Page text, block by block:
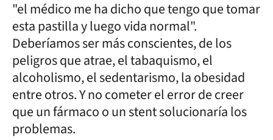
"el médico me ha dicho que tengo que tomar
esta pastilla y luego vida normal".
Deberíamos ser más conscientes, de los
peligros que atrae, el tabaquismo, el
alcoholismo, el sedentarismo, la obesidad
entre otros. Y no cometer el error de creer
que un fármaco o un stent solucionaría los
problemas.